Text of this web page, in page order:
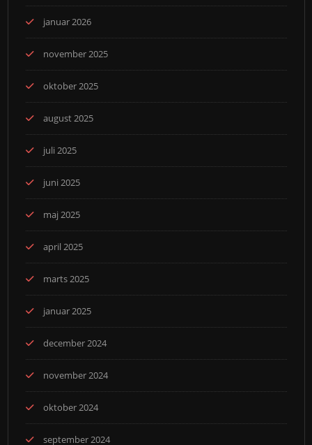
januar 2026
november 2025
oktober 2025
august 2025
juli 2025
juni 2025
maj 2025
april 2025
marts 2025
januar 2025
december 2024
november 2024
oktober 2024
september 2024